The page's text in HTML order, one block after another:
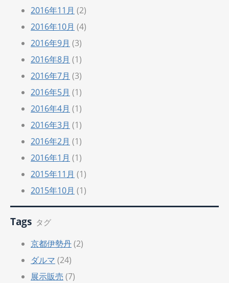
2016年11月 (2)
2016年10月 (4)
2016年9月 (3)
2016年8月 (1)
2016年7月 (3)
2016年5月 (1)
2016年4月 (1)
2016年3月 (1)
2016年2月 (1)
2016年1月 (1)
2015年11月 (1)
2015年10月 (1)
Tags タグ
京都伊勢丹(2)
ダルマ (24)
展示販売 (7)